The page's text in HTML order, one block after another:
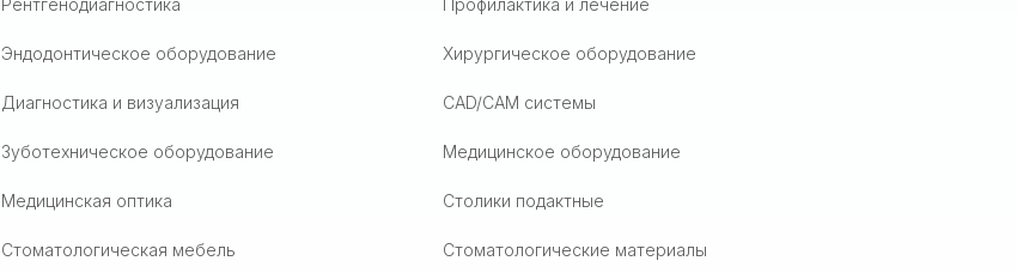
Эндодонтическое оборудование Хирургическое оборудование
Диагностика и визуализация CAD/CAM системы
Зуботехническое оборудование Медицинское оборудование
Медицинская оптика Столики подактные
Стоматологическая мебель Стоматологические материалы